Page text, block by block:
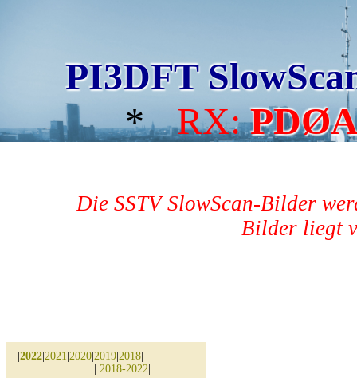
PI3DFT
*RX:
Die SSTV SlowScan-Bilder
Bilder liegt
2022 2021 2020 2019 2018
2018-2022